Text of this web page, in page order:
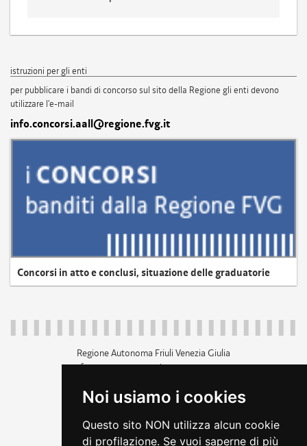
Noi usiamo i cookies
Questo sito NON utilizza alcun cookie
di profilazione. Se vuoi saperne di più
istruzioni per gli enti
per pubblicare i bandi di concorso sul sito della Regione gli enti devono
utilizzare l'e-mail
info.concorsi.aall@regione.fvg.it
Concorsi in atto e conclusi, situazione delle graduatorie
Regione Autonoma Friuli Venezia Giulia
c.f. 80014930327; p.iva 00526040324
+39 040 3771111
amministrazione trasparente